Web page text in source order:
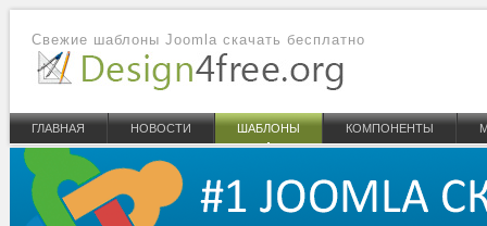
Свежие шаблоны Joomla скачать бесплатно
ГЛАВНАЯ НОВОСТИ ШАБЛОНЫ КОМПОНЕНТЫ